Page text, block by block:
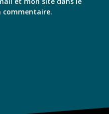
commentaire.